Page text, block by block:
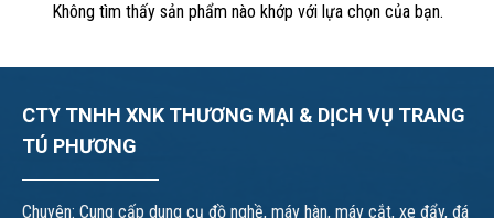
Không tìm thấy sản phẩm nào khớp với lựa chọn của bạn.
CTY TNHH XNK THƯƠNG MẠI & DỊCH VỤ TRANG
TÚ PHƯƠNG
Chuyên: Cung cấp dung cụ đồ nghề, máy hàn, máy cắt, xe đẩy, đá